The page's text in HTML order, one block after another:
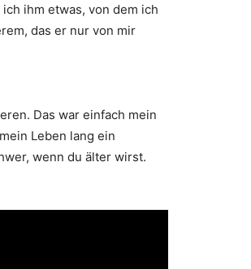
ihm etwas, von dem ich
das er nur von mir
Das war einfach mein
Leben lang ein
wenn du älter wirst.